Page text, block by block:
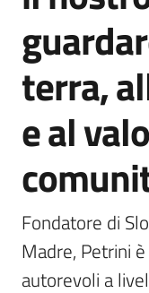
Seguici
su
terra,
e al
Fondatore di
Madre, Petrini
autorevoli a